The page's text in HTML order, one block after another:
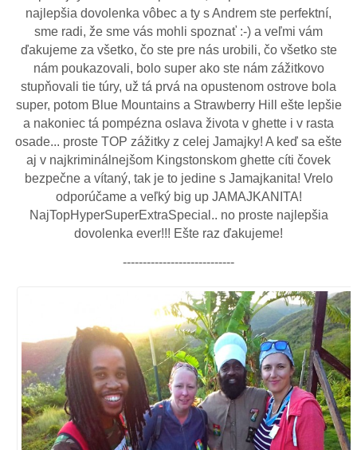
najlepšia dovolenka vôbec a ty s Andrem ste perfektní,
sme radi, že sme vás mohli spoznať :-) a veľmi vám
ďakujeme za všetko, čo ste pre nás urobili, čo všetko ste
nám poukazovali, bolo super ako ste nám zážitkovo
stupňovali tie túry, už tá prvá na opustenom ostrove bola
super, potom Blue Mountains a Strawberry Hill ešte lepšie
a nakoniec tá pompézna oslava života v ghette i v rasta
osade... proste TOP zážitky z celej Jamajky! A keď sa ešte
aj v najkriminálnejšom Kingstonskom ghette cíti čovek
bezpečne a vítaný, tak je to jedine s Jamajkanita! Vrelo
odporúčame a veľký big up JAMAJKANITA!
NajTopHyperSuperExtraSpecial.. no proste najlepšia
dovolenka ever!!! Ešte raz ďakujeme!
----------------------------